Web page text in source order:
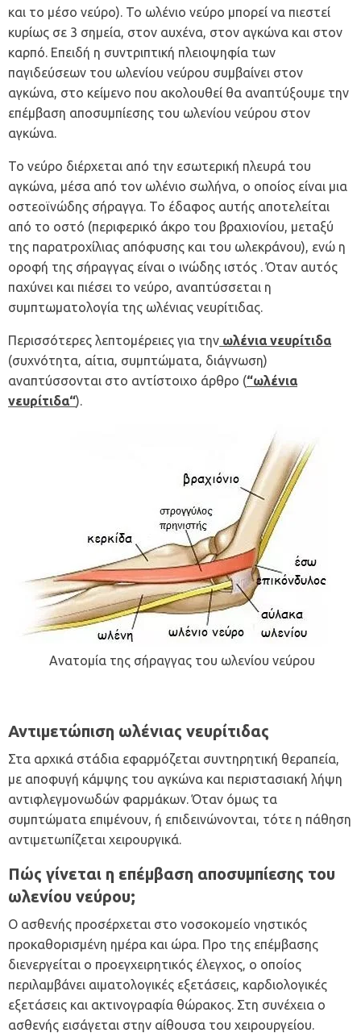
και το μέσο νεύρο). Το ωλένιο νεύρο μπορεί να πιεστεί
κυρίως σε 3 σημεία, στον αυχένα, στον αγκώνα και στον
καρπό. Επειδή η συντριπτική πλειοψηφία των
παγιδεύσεων του ωλενίου νεύρου συμβαίνει στον
αγκώνα, στο κείμενο που ακολουθεί θα αναπτύξουμε την
επέμβαση αποσυμπίεσης του ωλενίου νεύρου στον
αγκώνα.
Το νεύρο διέρχεται από την εσωτερική πλευρά του
αγκώνα, μέσα από τον ωλένιο σωλήνα, ο οποίος είναι μια
οστεοϊνώδης σήραγγα. Το έδαφος αυτής αποτελείται
από το οστό (περιφερικό άκρο του βραχιονίου, μεταξύ
της παρατροχίλιας απόφυσης και του ωλεκράνου), ενώ η
οροφή της σήραγγας είναι ο ινώδης ιστός . Όταν αυτός
παχύνει και πιέσει το νεύρο, αναπτύσσεται η
συμπτωματολογία της ωλένιας νευρίτιδας.
Περισσότερες λεπτομέρειες για την ωλένια νευρίτιδα
(συχνότητα, αίτια, συμπτώματα, διάγνωση)
αναπτύσσονται στο αντίστοιχο άρθρο (“ωλένια
νευρίτιδα“).
Ανατομία της σήραγγας του ωλενίου νεύρου
Αντιμετώπιση ωλένιας νευρίτιδας
Στα αρχικά στάδια εφαρμόζεται συντηρητική θεραπεία,
με αποφυγή κάμψης του αγκώνα και περιστασιακή λήψη
αντιφλεγμονωδών φαρμάκων. Όταν όμως τα
συμπτώματα επιμένουν, ή επιδεινώνονται, τότε η πάθηση
αντιμετωπίζεται χειρουργικά.
Πώς γίνεται η επέμβαση αποσυμπίεσης του
ωλενίου νεύρου;
Ο ασθενής προσέρχεται στο νοσοκομείο νηστικός
προκαθορισμένη ημέρα και ώρα. Προ της επέμβασης
διενεργείται ο προεγχειρητικός έλεγχος, ο οποίος
περιλαμβάνει αιματολογικές εξετάσεις, καρδιολογικές
εξετάσεις και ακτινογραφία θώρακος. Στη συνέχεια ο
ασθενής εισάγεται στην αίθουσα του χειρουργείου.